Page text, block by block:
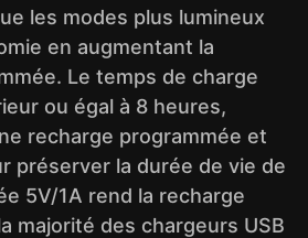
les modes plus lumineux
en augmentant la
Le temps de charge
ou égal à 8 heures,
recharge programmée et
préserver la durée de vie de
5V/1A rend la recharge
majorité des chargeurs USB